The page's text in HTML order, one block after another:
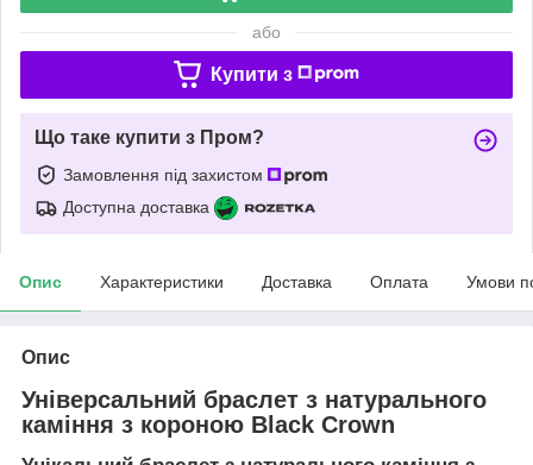
або
Купити з
Що таке купити з Пром?
Замовлення під захистом
Доступна доставка
Опис Характеристики Доставка Оплата Умови
Опис
Універсальний браслет з натурального
каміння з короною Black Crown